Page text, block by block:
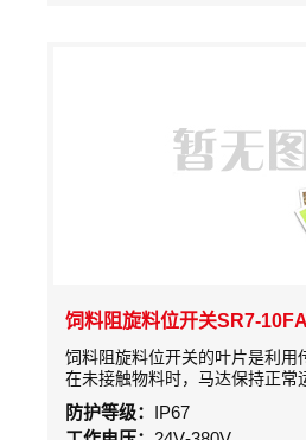
饲料阻旋料位开关SR7-
饲料阻旋料位开关的叶片是利用
在未接触物料时，马达保持正常
料时，马达电源断开并停止转动
接点信号表示料位已到设定高度
防护等级： IP67